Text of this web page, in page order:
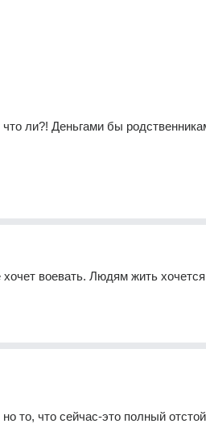
ли?! Деньгами бы
воевать. Людям жить
то, что сейчас-это полный